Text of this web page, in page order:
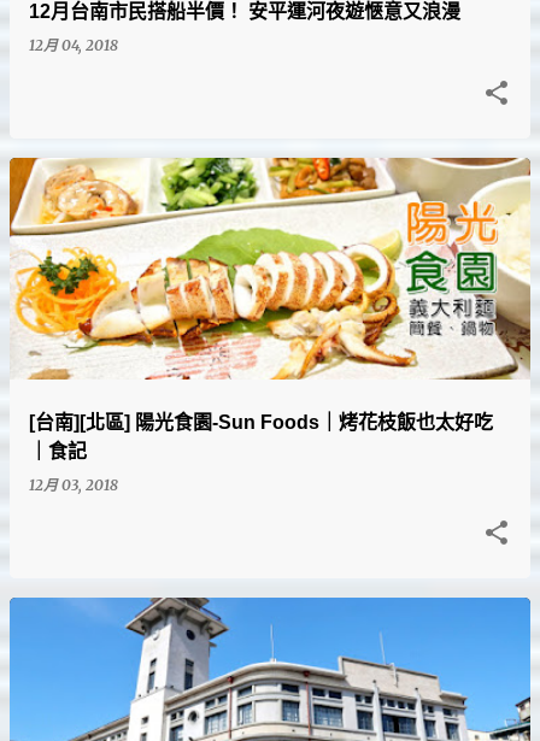
12月台南市民搭船半價！ 安平運河夜遊愜意又浪漫
12月 04, 2018
[台南][北區] 陽光食園-Sun Foods｜烤花枝飯也太好吃
｜食記
12月 03, 2018